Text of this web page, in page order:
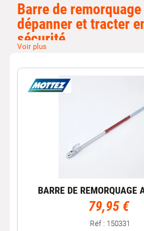
Barre de remorquage
dépanner et tracter
sécurité
barre de remorquage
indispensable pour les situations où
immobilisé ou ne peut plus rouler par
moyens. Simple à installer et robuste,
tracter un véhicule dans le respect des
et des bonnes pratiques. Chez
barres de remorquage fiables et
des conducteurs particuliers comme
Une barre de remorquage permet de :
tracter un véhicule immobilisé sans
Voir plus
BARRE DE REMORQUAGE
79,95 €
Réf : 150331